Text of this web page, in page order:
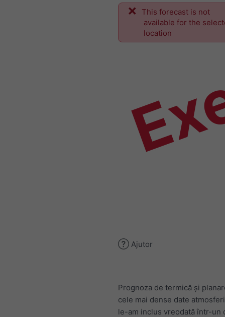
This forecast is not
available for the
location
Ajutor
Prognoza de termică și
cele mai dense date
le-am inclus vreodată într-un